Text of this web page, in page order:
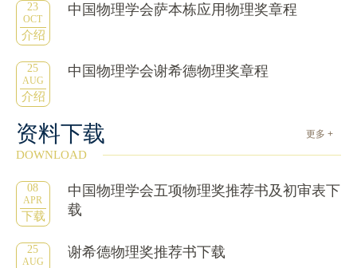
23
OCT
介绍
中国物理学会萨本栋应用物理奖章程
25
AUG
介绍
中国物理学会谢希德物理奖章程
资料下载 更多 +
DOWNLOAD
08
APR
下载
中国物理学会五项物理奖推荐书及初审表下
载
25
AUG
谢希德物理奖推荐书下载